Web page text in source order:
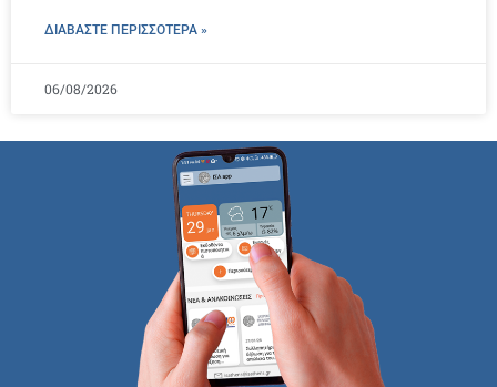
ΔΙΑΒΑΣΤΕ ΠΕΡΙΣΣΌΤΕΡΑ »
06/08/2026